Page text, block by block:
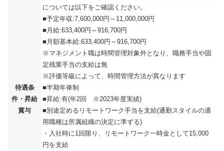
待遇条
件・昇給
賞与
については以下をご確認ください。
■予定年収:7,600,000円～11,000,000円
■月給:633,400円～916,700円
■月額基本給:633,400円～916,700円
※マネジメント職は時間管理対象外となり、職務手当や固
定残業手当の支給は無
※評価等級によって、時間管理方法が異なります
■半期年俸制
■昇給:有(年2回 ※2023年度実績)
■別途定めるリモートワーク手当を支給(通勤スタイルの適
用職種は所属組織の決定に準ずる)
・入社時に1回限り、リモートワーク一時金として15,000
円を支給